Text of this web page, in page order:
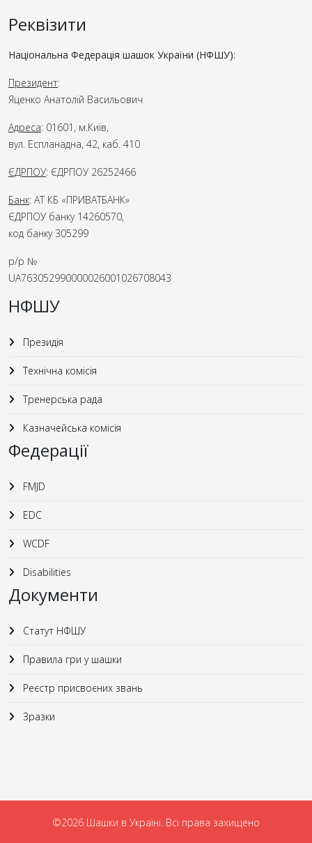
Реквізити
Національна Федерація шашок України (НФШУ):
Президент:
Яценко Анатолій Васильович
Адреса: 01601, м.Київ,
вул. Еспланадна, 42, каб. 410
ЄДРПОУ: ЄДРПОУ 26252466
Банк: АТ КБ «ПРИВАТБАНК»
ЄДРПОУ банку 14260570,
код банку 305299
р/р №
UA763052990000026001026708043
НФШУ
Президія
Технічна комісія
Тренерська рада
Казначейська комісія
Федерації
FMJD
EDC
WCDF
Disabilities
Документи
Статут НФШУ
Правила гри у шашки
Реєстр присвоєних звань
Зразки
©2026 Шашки в Україні. Всі права захищено